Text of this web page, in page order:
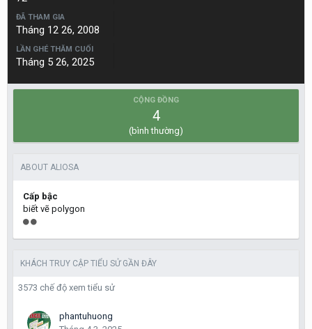
ĐÃ THAM GIA
Tháng 12 26, 2008
LẦN GHÉ THĂM CUỐI
Tháng 5 26, 2025
CỘNG ĐỒNG
4
(bình thường)
ABOUT ALIOSA
Cấp bậc
biết vẽ polygon
KHÁCH TRUY CẬP TIỂU SỬ GẦN ĐÂY
3573 chế độ xem tiểu sử
phantuhuong